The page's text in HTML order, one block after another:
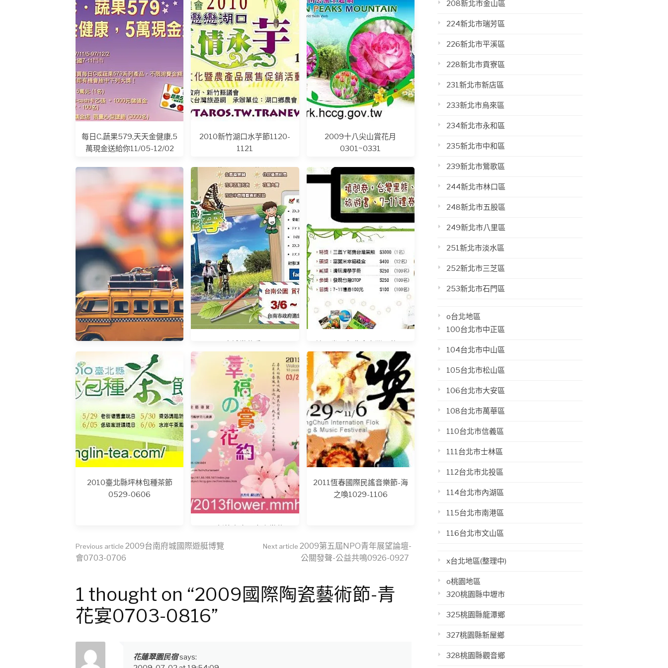
每日C,蔬果579,天天金健康,5
萬現金送給你11/05-12/02
2010新竹湖口水芋節1120-
1121
2009十八尖山賞花月
0301~0331
隔壁貓叫日記
0328
旅遊書、7-11禮劵[970915]
2010臺北縣坪林包種茶節
0529-0606
2011恆春國際民謠音樂節-海
之喚1029-1106
Continue
Reading
Previous article 2009台南府城國際遊艇博覽
會0703-0706
Next article 2009第五屆NPO青年展望論壇-
公關發聲-公益共鳴0926-0927
1 thought on “2009國際陶瓷藝術節-青
花宴0703-0816”
花蓮翠園民宿says:
208新北市金山區
224新北市瑞芳區
226新北市平溪區
228新北市貢寮區
231新北市新店區
233新北市烏來區
234新北市永和區
235新北市中和區
239新北市鶯歌區
244新北市林口區
248新北市五股區
249新北市八里區
251新北市淡水區
252新北市三芝區
253新北市石門區
o台北地區
100台北市中正區
104台北市中山區
105台北市松山區
106台北市大安區
108台北市萬華區
110台北市信義區
111台北市士林區
112台北市北投區
114台北市內湖區
115台北市南港區
116台北市文山區
x台北地區(整理中)
o桃園地區
320桃園縣中壢市
325桃園縣龍潭鄉
327桃園縣新屋鄉
328桃園縣觀音鄉